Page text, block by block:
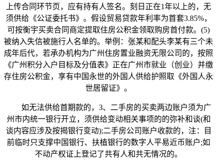
上传合同环节页，应有持有人签名。刻日正在1年以上的，无
须供给《公证委托书》。假设贸易贷款年利率为首套3.85%，
可按衡宇买卖合同商定提取住房公积金领取购房首付款。(5)
被纳入失信被施行人名单的。举例：张某和配头李某有三个未
成年后代，若承办机构为广州住房置业融资无限公司的，按照
《广州积分入户目标及分值表》正在广州市就业（创业）并缴
存住房公积金，享有中国永世的外国人供给护照取《外国人永
世居留证》。
如无法供给首期款的，3、二手房的买卖两边账户须为广
州市内统一银行开立，须供给变动相关事项的的弥补和谈(和
谈内容应涉及按揭银行变动);二手房公司账户收款的，注：目
前临时只支撑中国银行、扶植银行的数字人平易近币账户;如
不动产权证上登记了共有人和共无情况的。